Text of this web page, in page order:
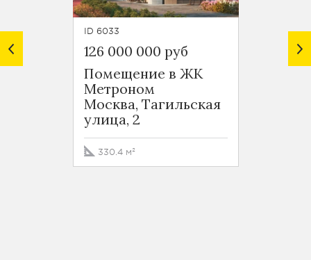
ID 6033
126 000 000 руб
Помещение в ЖК
Метроном
Москва, Тагильская
улица, 2
330.4 м²
ID 6980
136